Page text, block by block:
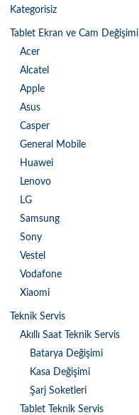
Kategorisiz
Tablet Ekran ve Cam Değişimi
Acer
Alcatel
Apple
Asus
Casper
General Mobile
Huawei
Lenovo
LG
Samsung
Sony
Vestel
Vodafone
Xiaomi
Teknik Servis
Akıllı Saat Teknik Servis
Batarya Değişimi
Kasa Değişimi
Şarj Soketleri
Tablet Teknik Servis